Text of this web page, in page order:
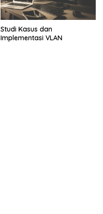
Studi Kasus dan
Implementasi VLAN